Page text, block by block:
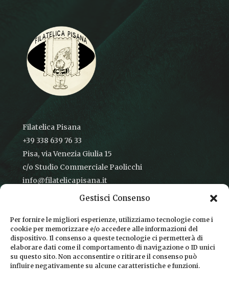
Gestisci Consenso
Per fornire le migliori esperienze, utilizziamo tecnologie come i
cookie per memorizzare e/o accedere alle informazioni del
dispositivo. Il consenso a queste tecnologie ci permetterà di
elaborare dati come il comportamento di navigazione o ID unici
su questo sito. Non acconsentire o ritirare il consenso può
influire negativamente su alcune caratteristiche e funzioni.
Filatelica Pisana
+39 338 639 76 33
Pisa, via Venezia Giulia 15
c/o Studio Commerciale Paolicchi
info@filatelicapisana.it
CONDIZIONI DI VENDITA
INFORMATIVA SULLA PRIVACY
COOKIE POLICY